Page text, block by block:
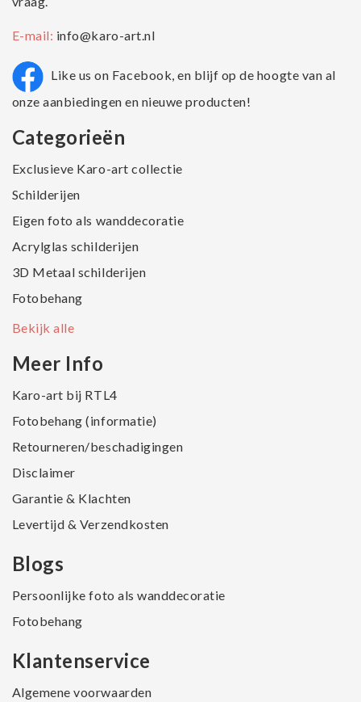
E-mail: info@karo-art.nl
Like us on Facebook, en blijf op de hoogte van al
onze aanbiedingen en nieuwe producten!
Categorieën
Exclusieve Karo-art collectie
Schilderijen
Eigen foto als wanddecoratie
Acrylglas schilderijen
3D Metaal schilderijen
Fotobehang
Bekijk alle
Meer Info
Karo-art bij RTL4
Fotobehang (informatie)
Retourneren/beschadigingen
Disclaimer
Garantie & Klachten
Levertijd & Verzendkosten
Blogs
Persoonlijke foto als wanddecoratie
Fotobehang
Klantenservice
Algemene voorwaarden